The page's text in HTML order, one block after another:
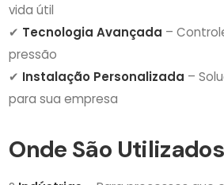
vida útil
✔ Tecnologia Avançada –
pressão
✔ Instalação Personalizada –
para sua empresa
Onde São